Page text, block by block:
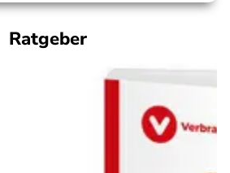
Ratgeber